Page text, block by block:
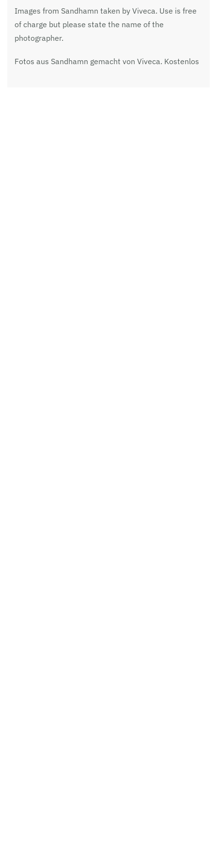
Images from Sandhamn taken by Viveca. Use is free
of charge but please state the name of the
photographer.
Fotos aus Sandhamn gemacht von Viveca. Kostenlos